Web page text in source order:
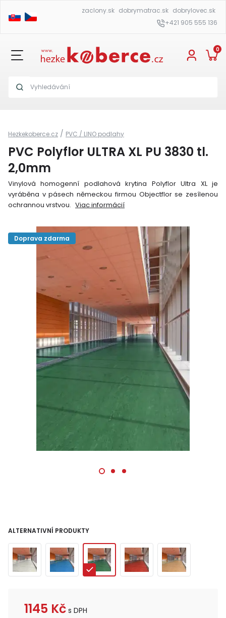
zaclony.sk dobrymatrac.sk dobrylovec.sk
+421 905 555 136
0
Hezkekoberce.cz / PVC / LINO podlahy
PVC Polyflor ULTRA XL PU 3830 tl.
2,0mm
Vinylová homogenní podlahová krytina Polyflor Ultra XL je
vyráběna v pásech německou firmou Objectflor se zesílenou
ochrannou vrstvou. Viac informácií
Doprava zdarma
ALTERNATIVNÍ PRODUKTY
1145 Kč s DPH